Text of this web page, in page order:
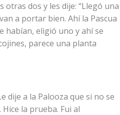
otras dos y les dije: “Llegó una
a portar bien. Ahí la Pascua
habían, eligió uno y ahí se
parece una planta
dije a la Palooza que si no se
la prueba. Fui al